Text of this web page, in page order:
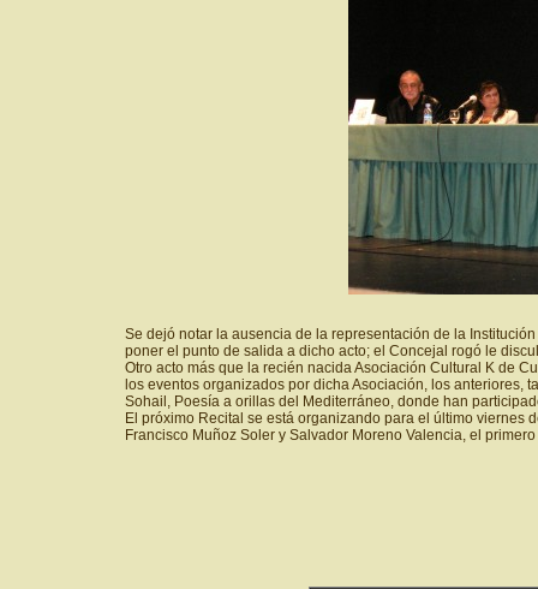
Se dejó notar la ausencia de la representación de la
poner el punto de salida a dicho acto; el Concejal rogó le
Otro acto más que la recién nacida Asociación Cultural K de
los eventos organizados por dicha Asociación, los anteriores,
Sohail, Poesía a orillas del Mediterráneo, donde han
El próximo Recital se está organizando para el último viernes
Francisco Muñoz Soler y Salvador Moreno Valencia, el